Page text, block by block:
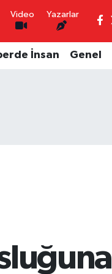
Video Yazarlar
İnsan Genel